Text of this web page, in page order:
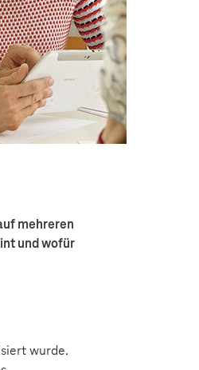
mehreren
und wofür
wurde.